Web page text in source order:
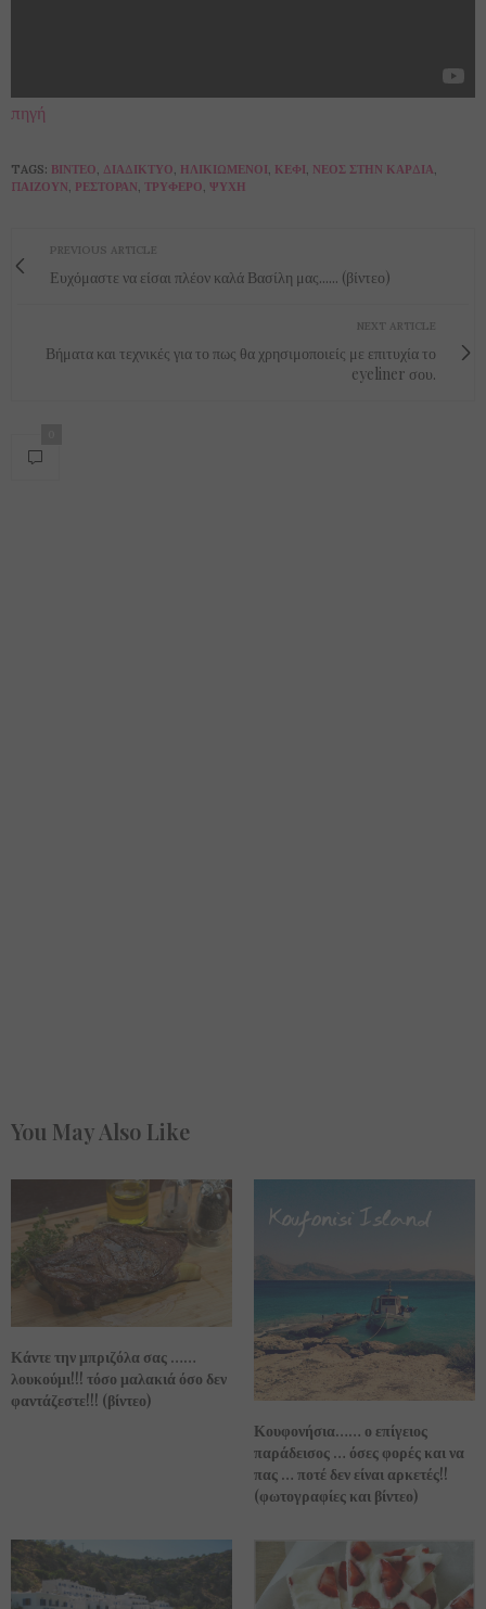
πηγή
TAGS: ΒΊΝΤΕΟ ΔΙΑΔΊΚΤΥΟ ΗΛΙΚΙΩΜΈΝΟΙ ΚΈΦΙ ΝΈΟΣ ΣΤΗΝ ΚΑΡΔΙΆ
ΠΑΊΖΟΥΝ ΡΕΣΤΟΡΆΝ ΤΡΥΦΕΡΌ ΨΥΧΉ
PREVIOUS ARTICLE
Ευχόμαστε να είσαι πλέον καλά Βασίλη μας...... (βίντεο)
NEXT ARTICLE
Βήματα και τεχνικές για το πως θα χρησιμοποιείς με επιτυχία το
eyeliner σου.
You May Also Like
Κάντε την μπριζόλα σας ……
λουκούμι!!! τόσο μαλακιά όσο δεν
φαντάζεστε!!! (βίντεο)
Κουφονήσια…… ο επίγειος
παράδεισος … όσες φορές και να
πας … ποτέ δεν είναι αρκετές!!
(φωτογραφίες και βίντεο)